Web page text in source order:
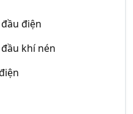
điện
khí nén